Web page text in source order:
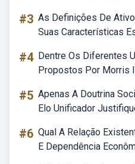
#3 As Definições De
Suas Características
#4 Dentre Os Diferentes
Propostos Por Morris
#5 Apenas A Doutrina
Elo Unificador
#6 Qual A Relação
E Dependência